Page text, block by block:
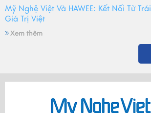
Mỹ Nghệ Việt Và HAWEE: Kết Nối Từ
Giá Trị Việt
Xem thêm